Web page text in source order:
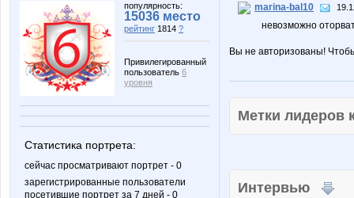
популярность:
15036 место
рейтинг 1814 ?
Привилегированный
пользователь 6
уровня
Статистика портрета:
сейчас просматривают портрет - 0
зарегистрированные пользователи
посетившие портрет за 7 дней - 0
marina-bal10
невозможно
Вы не авторизованы!
Метки
Интервью